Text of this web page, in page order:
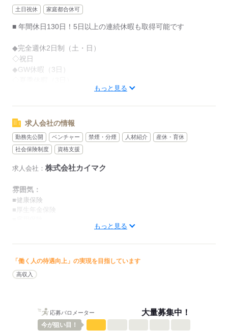
土日祝休 家庭都合休可
■ 年間休日130日！5日以上の連続休暇も取得可能です
◆完全週休2日制（土・日）
◇祝日
◆GW休暇（3日）
◇介護休暇
◆慶弔休暇
応募する
もっと見る
求人会社の情報
勤務先公開 ベンチャー 禁煙・分煙 人材紹介
産休・育休
社会保険制度
資格支援
求人会社： 株式会社カイマク
雰囲気：
■健康保険
■厚生年金保険
男女の割合
もっと見る
「働く人の待遇向上」の実現を目指しています
高収入
応募バロメーター 大量募集中！
今が狙い目！